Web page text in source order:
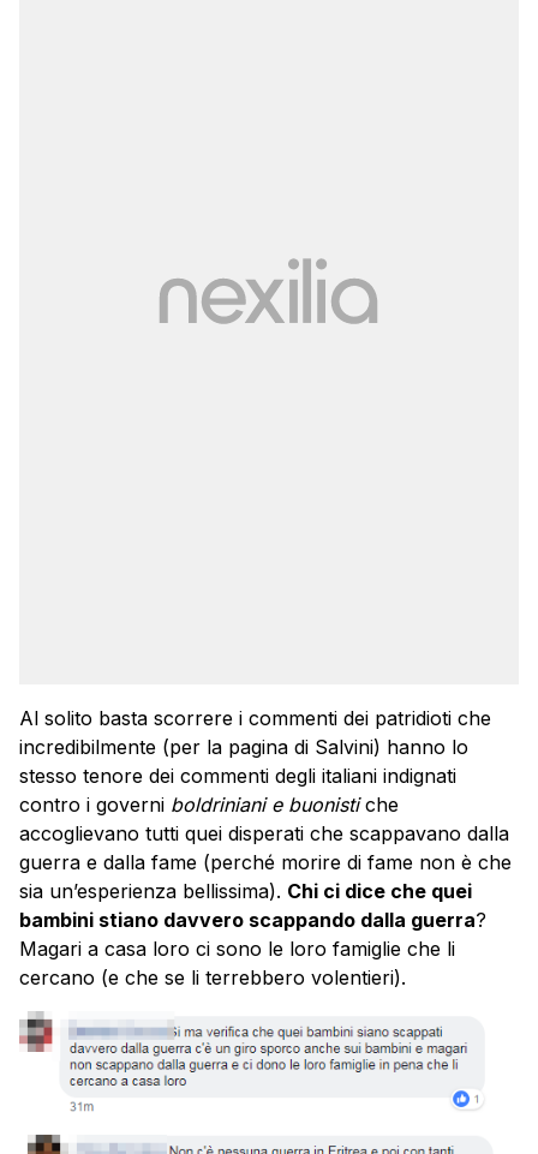
Al solito basta scorrere i commenti dei patridioti che
incredibilmente (per la pagina di Salvini) hanno lo
stesso tenore dei commenti degli italiani indignati
contro i governi boldriniani e buonistiche
accoglievano tutti quei disperati che scappavano dalla
guerra e dalla fame (perché morire di fame non è che
sia un’esperienza bellissima). Chi ci dice che quei
bambini stiano davvero scappando dalla guerra?
Magari a casa loro ci sono le loro famiglie che li
cercano (e che se li terrebbero volentieri).